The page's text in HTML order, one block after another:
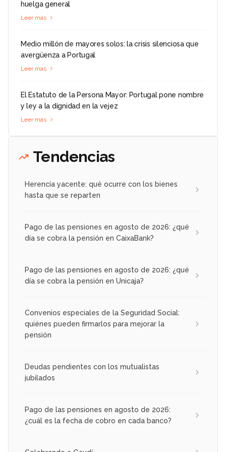
huelga general
Leer más
Medio millón de mayores solos: la crisis silenciosa que
avergüenza a Portugal
Leer más
El Estatuto de la Persona Mayor: Portugal pone nombre
y ley a la dignidad en la vejez
Leer más
Tendencias
Herencia yacente: qué ocurre con los bienes
hasta que se reparten
Pago de las pensiones en agosto de 2026: ¿qué
día se cobra la pensión en CaixaBank?
Pago de las pensiones en agosto de 2026: ¿qué
día se cobra la pensión en Unicaja?
Convenios especiales de la Seguridad Social:
quiénes pueden firmarlos para mejorar la
pensión
Deudas pendientes con los mutualistas
jubilados
Pago de las pensiones en agosto de 2026:
¿cuál es la fecha de cobro en cada banco?